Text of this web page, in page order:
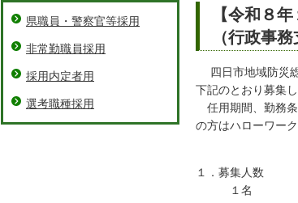
【令和８
（行政事
四日市地域防災
下記のとおり募集し
任用期間、勤務条
の方はハローワー
１．募集人数
１名
県職員・警察官等採用
非常勤職員採用
採用内定者用
選考職種採用